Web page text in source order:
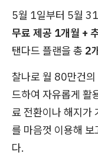
5월 1일부터 5월
무료 제공 1개월 +
탠다드 플랜을 총 2
찰나로 월 80만건
드하여 자유롭게 활
료 전환이나 해지가
를 마음껏 이용해
다.